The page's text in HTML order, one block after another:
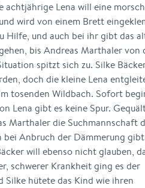
achtjährige Lena will eine
wird von einem Brett
Hilfe, und auch bei ihr gibt das
bis Andreas Marthaler von
spitzt sich zu. Silke
doch die kleine Lena
tosenden Wildbach. Sofort
Lena gibt es keine Spur.
Marthaler die Suchmannschaft
bei Anbruch der Dämmerung
will ebenso nicht glauben,
schwerer Krankheit ging es der
Silke hütete das Kind wie ihren